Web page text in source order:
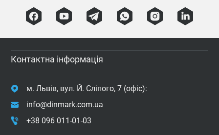
Контактна інформація
м. Львів, вул. Й. Сліпого, 7 (офіс):
info@dinmark.com.ua
+38 096 011-01-03